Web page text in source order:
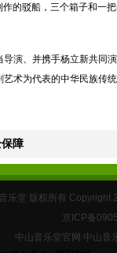
的驳船，三个箱子和一
演、并携手杨立新共同
术为代表的中华民族传
障
乐堂 版权所有
京ICP备
中山音乐堂官网 中山音